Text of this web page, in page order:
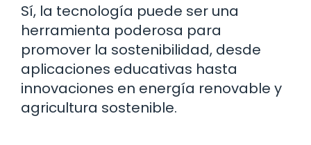
Sí, la tecnología puede ser una
herramienta poderosa para
promover la sostenibilidad, desde
aplicaciones educativas hasta
innovaciones en energía renovable y
agricultura sostenible.